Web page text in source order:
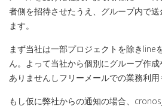
者側を招待させたうえ、グループ内で
ます。
まず当社は一部プロジェクトを除きline
ん。よって当社から個別にグループ作
ありませんしフリーメールでの業務利用
もし仮に弊社からの通知の場合、